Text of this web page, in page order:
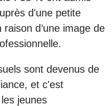
d'une petite
d’une image de
sont devenus de
et c'est
jeunes